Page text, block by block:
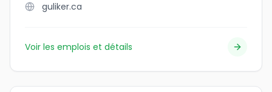
guliker.ca
Voir les emplois et détails